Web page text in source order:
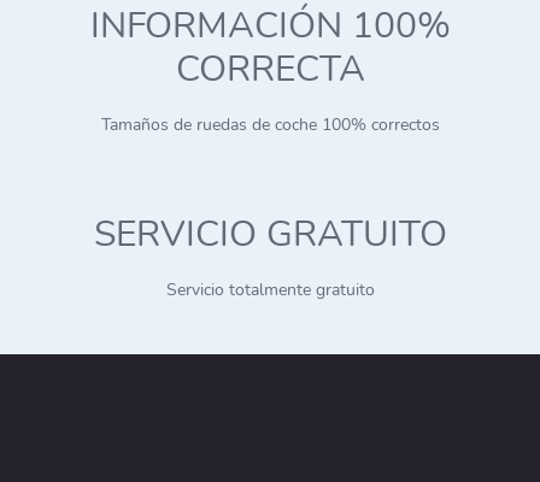
INFORMACIÓN 100%
CORRECTA
Tamaños de ruedas de coche 100% correctos
SERVICIO GRATUITO
Servicio totalmente gratuito